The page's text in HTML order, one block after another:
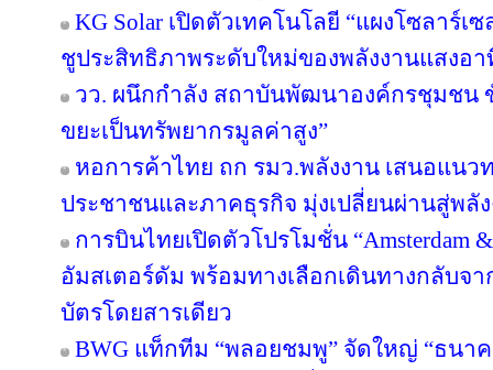
KG Solar เปิดตัวเทคโนโลยี “แผงโซลาร์เ
ชูประสิทธิภาพระดับใหม่ของพลังงานแสงอ
วว. ผนึกกำลัง สถาบันพัฒนาองค์กรชุมชน
ขยะเป็นทรัพยากรมูลค่าสูง”
หอการค้าไทย ถก รมว.พลังงาน เสนอแน
ประชาชนและภาคธุรกิจ มุ่งเปลี่ยนผ่านสู่พลั
การบินไทยเปิดตัวโปรโมชั่น “Amsterdam
อัมสเตอร์ดัม พร้อมทางเลือกเดินทางกลับจา
บัตรโดยสารเดียว
BWG แท็กทีม “พลอยชมพู” จัดใหญ่ “ธนา